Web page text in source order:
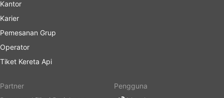
Kantor
Karier
Pemesanan Grup
Operator
Tiket Kereta Api
Partner
Pengguna